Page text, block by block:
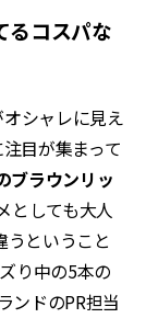
るコスパな
シャレに見え
目が集まって
ブラウンリッ
としても大人
うということ
り中の5本の
ンドのPR担当